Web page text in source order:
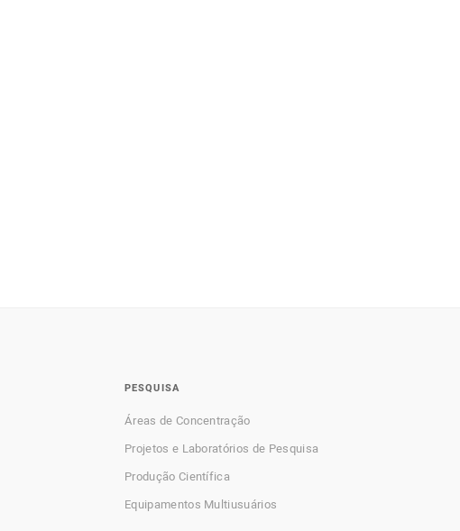
PESQUISA
Áreas de Concentração
Projetos e Laboratórios de Pesquisa
Produção Científica
Equipamentos Multiusuários